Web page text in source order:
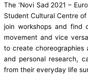
The ‘Novi Sad 2021 –
Student Cultural Centre
join workshops and find
movement and vice
to create choreographies
and personal research,
from their everyday life